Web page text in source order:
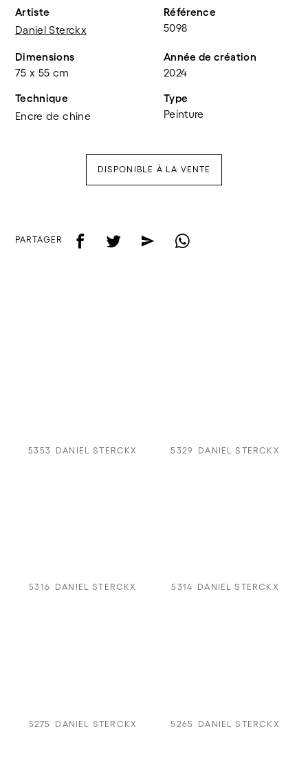
Artiste
Daniel Sterckx
Référence
5098
Dimensions
75 x 55 cm
Année de création
2024
Technique
Encre de chine
Type
Peinture
DISPONIBLE À LA VENTE
PARTAGER f t e w
5353 DANIEL STERCKX 5329 DANIEL STERCKX
5316 DANIEL STERCKX 5314 DANIEL STERCKX
5275 DANIEL STERCKX 5265 DANIEL STERCKX